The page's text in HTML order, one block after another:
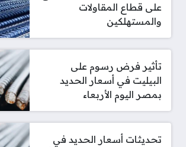
على قطاع المقاولات
والمستهلكين
تأثير فرض رسوم على
البيليت في أسعار الحديد
بمصر اليوم الأربعاء
تحديثات أسعار الحديد في